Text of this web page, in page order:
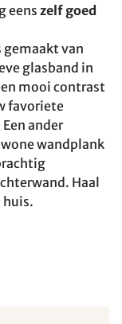
eens zelf goed
gemaakt van
glasband in
mooi contrast
favoriete
ander
wandplank
Haal